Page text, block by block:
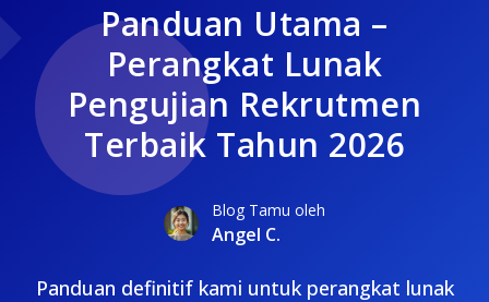
Panduan Utama –
Perangkat Lunak
Pengujian Rekrutmen
Terbaik Tahun 2026
Blog Tamu oleh
Angel C.
Panduan definitif kami untuk perangkat lunak